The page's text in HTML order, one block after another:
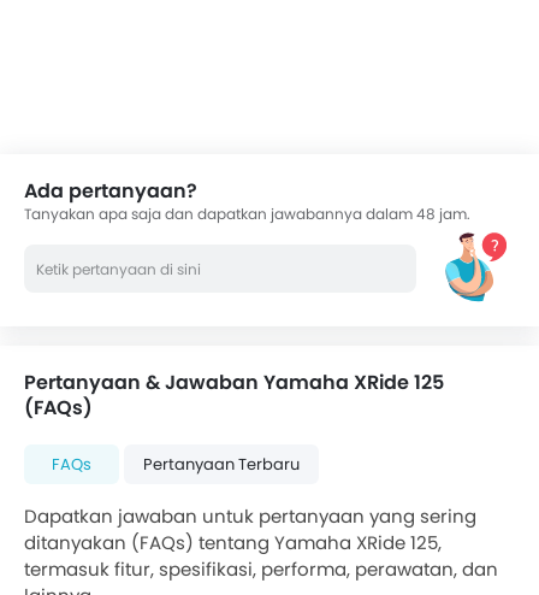
Ada pertanyaan?
Tanyakan apa saja dan dapatkan jawabannya dalam 48 jam.
Pertanyaan & Jawaban Yamaha XRide 125
(FAQs)
FAQs Pertanyaan Terbaru
Dapatkan jawaban untuk pertanyaan yang sering
ditanyakan (FAQs) tentang Yamaha XRide 125,
termasuk fitur, spesifikasi, performa, perawatan, dan